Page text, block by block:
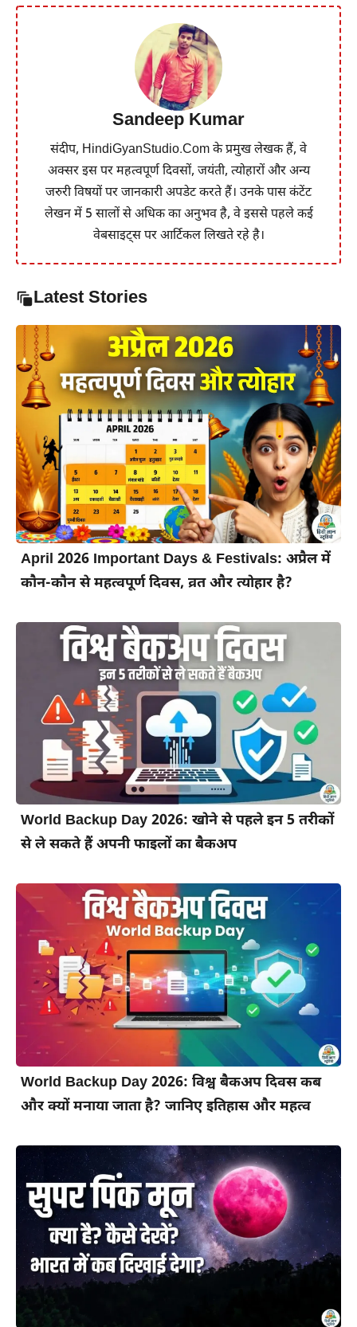
Sandeep Kumar
संदीप, HindiGyanStudio.Com के प्रमुख लेखक हैं, वे
अक्सर इस पर महत्वपूर्ण दिवसों, जयंती, त्योहारों और अन्य
जरुरी विषयों पर जानकारी अपडेट करते हैं। उनके पास कंटेंट
लेखन में 5 सालों से अधिक का अनुभव है, वे इससे पहले कई
वेबसाइट्स पर आर्टिकल लिखते रहे है।
Latest Stories
April 2026 Important Days & Festivals: अप्रैल में
कौन-कौन से महत्वपूर्ण दिवस, व्रत और त्योहार है?
World Backup Day 2026: खोने से पहले इन 5 तरीकों
से ले सकते हैं अपनी फाइलों का बैकअप
World Backup Day 2026: विश्व बैकअप दिवस कब
और क्यों मनाया जाता है? जानिए इतिहास और महत्व